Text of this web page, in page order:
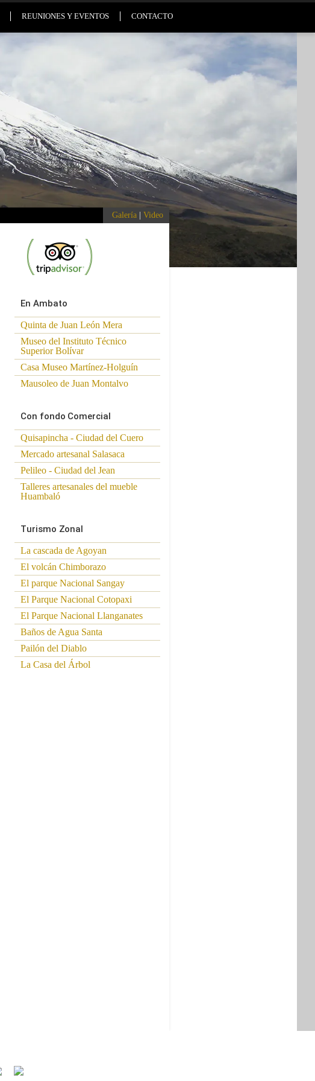
REUNIONES Y EVENTOS CONTACTO
Galería Video
En Ambato
Quinta de Juan León Mera
Museo del Instituto Técnico
Superior Bolívar
Casa Museo Martínez-Holguín
Mausoleo de Juan Montalvo
Con fondo Comercial
Quisapincha - Ciudad del Cuero
Mercado artesanal Salasaca
Pelileo - Ciudad del Jean
Talleres artesanales del mueble
Huambaló
Turismo Zonal
La cascada de Agoyan
El volcán Chimborazo
El parque Nacional Sangay
El Parque Nacional Cotopaxi
El Parque Nacional Llanganates
Baños de Agua Santa
Pailón del Diablo
La Casa del Árbol